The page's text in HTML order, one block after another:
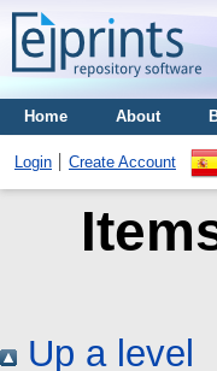
Home About
Login Create Account
Up a level